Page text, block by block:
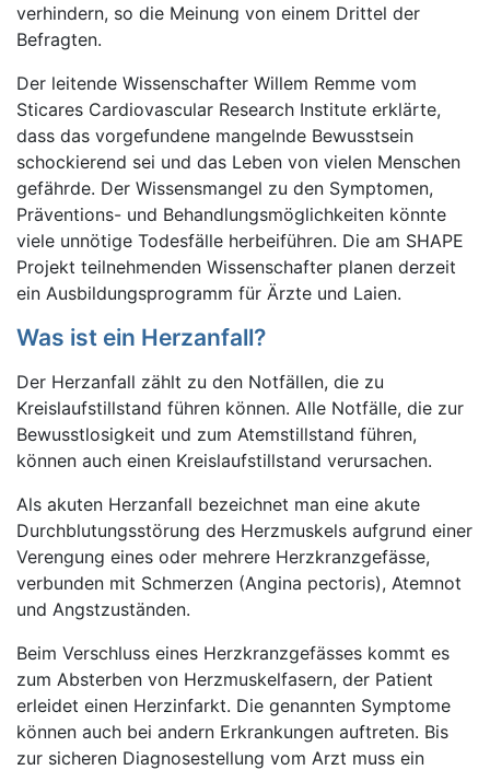
verhindern, so die Meinung von einem Drittel der
Befragten.
Der leitende Wissenschafter Willem Remme vom
Sticares Cardiovascular Research Institute erklärte,
dass das vorgefundene mangelnde Bewusstsein
schockierend sei und das Leben von vielen Menschen
gefährde. Der Wissensmangel zu den Symptomen,
Präventions- und Behandlungsmöglichkeiten könnte
viele unnötige Todesfälle herbeiführen. Die am SHAPE
Projekt teilnehmenden Wissenschafter planen derzeit
ein Ausbildungsprogramm für Ärzte und Laien.
Was ist ein Herzanfall?
Der Herzanfall zählt zu den Notfällen, die zu
Kreislaufstillstand führen können. Alle Notfälle, die zur
Bewusstlosigkeit und zum Atemstillstand führen,
können auch einen Kreislaufstillstand verursachen.
Als akuten Herzanfall bezeichnet man eine akute
Durchblutungsstörung des Herzmuskels aufgrund einer
Verengung eines oder mehrere Herzkranzgefässe,
verbunden mit Schmerzen (Angina pectoris), Atemnot
und Angstzuständen.
Beim Verschluss eines Herzkranzgefässes kommt es
zum Absterben von Herzmuskelfasern, der Patient
erleidet einen Herzinfarkt. Die genannten Symptome
können auch bei andern Erkrankungen auftreten. Bis
zur sicheren Diagnosestellung vom Arzt muss ein